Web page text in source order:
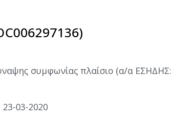
συμφωνίας πλαίσιο (α/α
03-2020